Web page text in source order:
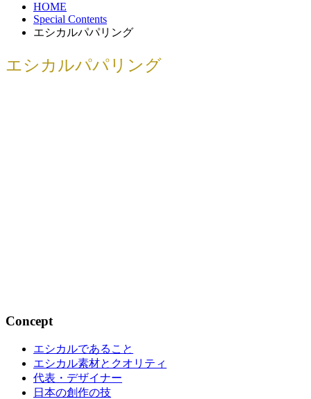
HOME
Special Contents
エシカルパパリング
エシカルパパリング
Concept
エシカルであること
エシカル素材とクオリティ
代表・デザイナー
日本の創作の技